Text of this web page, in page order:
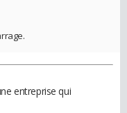
entreprise qui